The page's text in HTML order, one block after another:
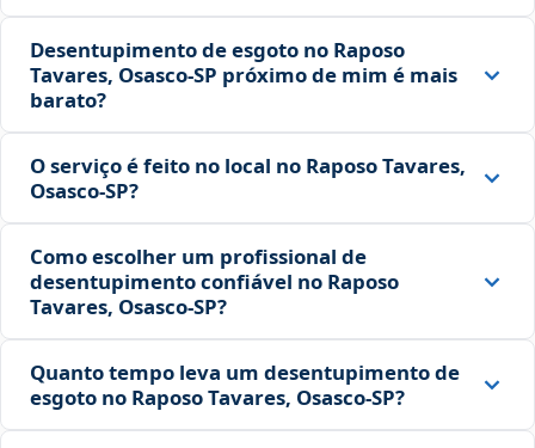
Desentupimento de esgoto no Raposo
Tavares, Osasco‑SP próximo de mim é mais
barato?
O serviço é feito no local no Raposo Tavares,
Osasco‑SP?
Como escolher um profissional de
desentupimento confiável no Raposo
Tavares, Osasco‑SP?
Quanto tempo leva um desentupimento de
esgoto no Raposo Tavares, Osasco‑SP?